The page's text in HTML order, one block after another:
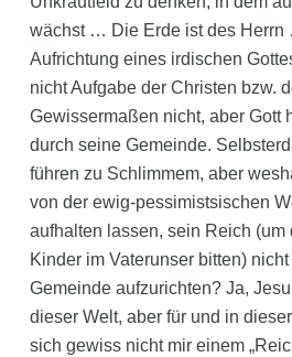
wächst … Die Erde ist des Herrn
Aufrichtung eines irdischen
nicht Aufgabe der Christen bzw.
Gewissermaßen nicht, aber Gott
durch seine Gemeinde.
führen zu Schlimmem, aber
von der ewig-pessimistsischen
aufhalten lassen, sein Reich (um
Kinder im Vaterunser bitten)
Gemeinde aufzurichten? Ja,
dieser Welt, aber für und in
sich gewiss nicht mir einem